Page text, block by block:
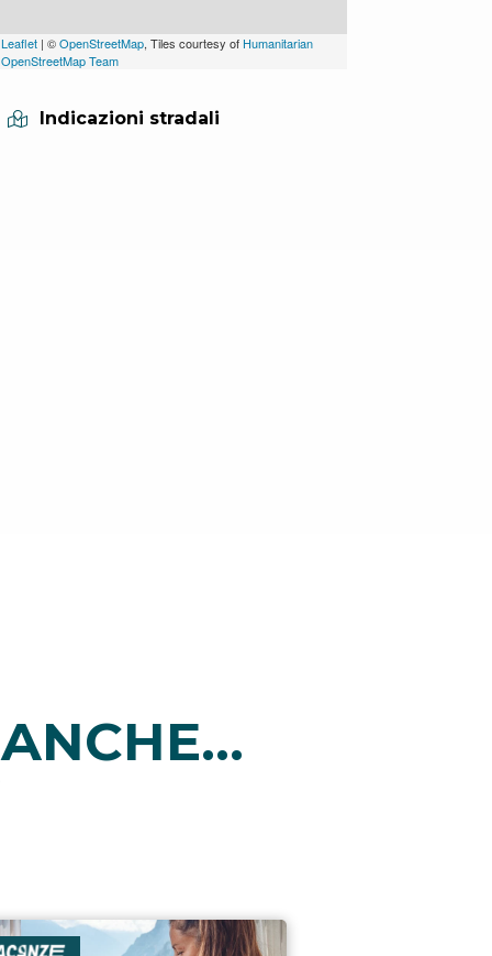
Leaflet | ©OpenStreetMap, Tiles courtesy of Humanitarian
OpenStreetMap Team
Indicazioni stradali